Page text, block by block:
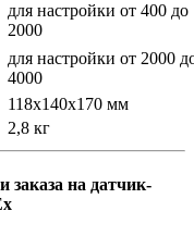
для настройки от 400 до
2000
для настройки от 2000
4000
118х140х170 мм
2,8 кг
на датчик-